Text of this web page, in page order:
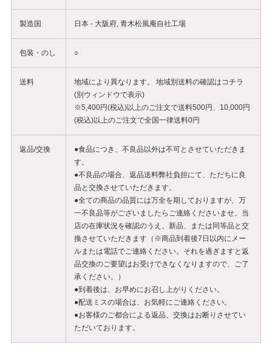
製造国 日本 - 大阪府, 青木松風庵自社工場
包装・のし ○
送料 地域により異なります。 地域別送料の確認はコチラ
(別ウィンドウで表示)
※5,400円(税込)以上のご注文で送料500円、10,000円
(税込)以上のご注文で全国一律送料0円
返品/交換
●食品につき、不良品以外は不可とさせていただきま
す。
●不良品の場合、返品送料弊社負担にて、ただちに良
品と交換させていただきます。
●全ての商品の品質には万全を期しておりますが、万
一不良品等がございましたらご連絡くださいませ。当
店の在庫状況を確認のうえ、新品、または同等品と交
換させていただきます（※商品到着後7日以内にメー
ルまたは電話でご連絡ください。それを過ぎますと返
品交換のご要望はお受けできなくなりますので、ご了
承ください。）
●到着後は、お早めにお召し上がりください。
●配送ミスの場合は、お気軽にご連絡ください。
●お客様のご都合による返品、交換はお断りさせてい
ただいております。